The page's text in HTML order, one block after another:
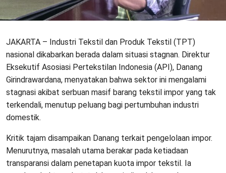
JAKARTA – Industri Tekstil dan Produk Tekstil (TPT)
nasional dikabarkan berada dalam situasi stagnan. Direktur
Eksekutif Asosiasi Pertekstilan Indonesia (API), Danang
Girindrawardana, menyatakan bahwa sektor ini mengalami
stagnasi akibat serbuan masif barang tekstil impor yang tak
terkendali, menutup peluang bagi pertumbuhan industri
domestik.
Kritik tajam disampaikan Danang terkait pengelolaan impor.
Menurutnya, masalah utama berakar pada ketiadaan
transparansi dalam penetapan kuota impor tekstil. Ia